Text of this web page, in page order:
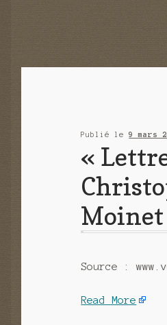
Publié le9 mars
«
Moinet
Source :
Read More